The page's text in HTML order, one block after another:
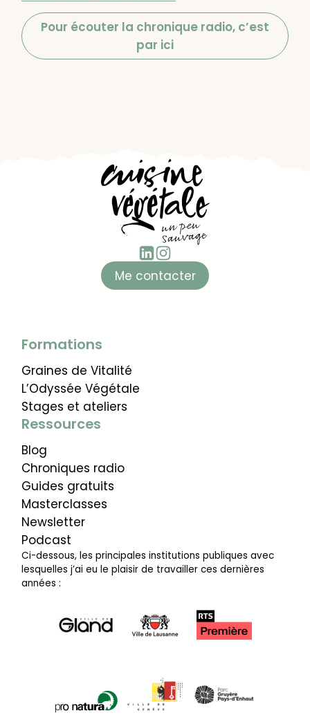
Pour écouter la chronique radio, c’est
par ici
Me contacter
Formations
Graines de Vitalité
L’Odyssée Végétale
Stages et ateliers
Ressources
Blog
Chroniques radio
Guides gratuits
Masterclasses
Newsletter
Podcast
Ci-dessous, les principales institutions publiques avec
lesquelles j’ai eu le plaisir de travailler ces dernières
années :